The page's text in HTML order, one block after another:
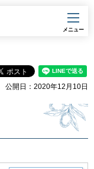
メニュー
公開日：2020年12月10日